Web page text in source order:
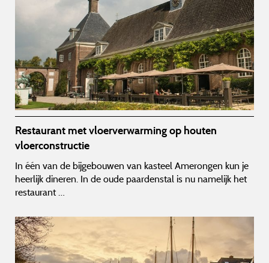
Restaurant met vloerverwarming op houten
vloerconstructie
In één van de bijgebouwen van kasteel Amerongen kun je
heerlijk dineren. In de oude paardenstal is nu namelijk het
restaurant …